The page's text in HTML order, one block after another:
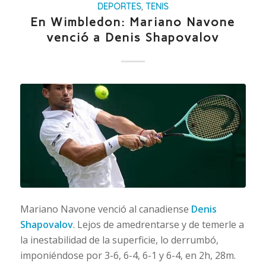
DEPORTES, TENIS
En Wimbledon: Mariano Navone
venció a Denis Shapovalov
Mariano Navone venció al canadiense Denis
Shapovalov. Lejos de amedrentarse y de temerle a
la inestabilidad de la superficie, lo derrumbó,
imponiéndose por 3-6, 6-4, 6-1 y 6-4, en 2h, 28m.